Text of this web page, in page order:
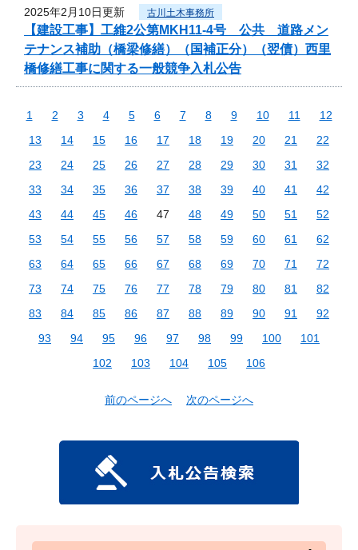
2025年2月10日更新 古川土木事務所
【建設工事】工維2公第MKH11-4号 公共 道路メン
テナンス補助（橋梁修繕）（国補正分）（翌債）西里
橋修繕工事に関する一般競争入札公告
1 2 3 4 5 6 7 8 9 10 11
12
13
14 15 16 17 18 19 20 21
22
23
24 25 26 27 28 29 30 31
32
33
34 35 36 37 38 39 40 41
42
43
44 45 46 47 48 49 50 51
52
53
54 55 56 57 58 59 60 61
62
63
64 65 66 67 68 69 70 71
72
73
74 75 76 77 78 79 80 81
82
83
84 85 86 87 88 89 90 91
92
93
94 95 96 97 98 99 100
101
102
103 104 105 106
前のページへ 次のページへ